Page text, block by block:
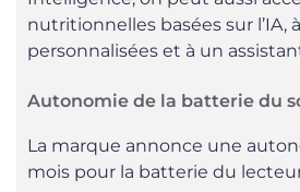
nutritionnelles basées sur l’IA,
personnalisées et à un
Autonomie de la batterie du
La marque annonce une
mois pour la batterie du